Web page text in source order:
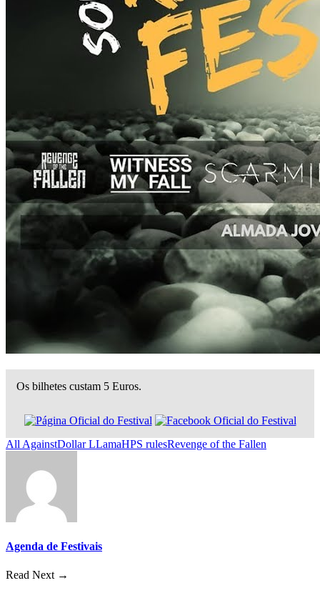
Os bilhetes custam 5 Euros.
All AgainstDollar LLamaHPS rulesRevenge of the Fallen
Agenda de Festivais
Read Next →